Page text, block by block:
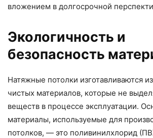
вложением в долгосрочной
Экологичность и
безопасность
Натяжные потолки изготавливаются
чистых материалов, которые не
веществ в процессе эксплуатации.
материалы, используемые для
потолков, — это поливинилхлорид